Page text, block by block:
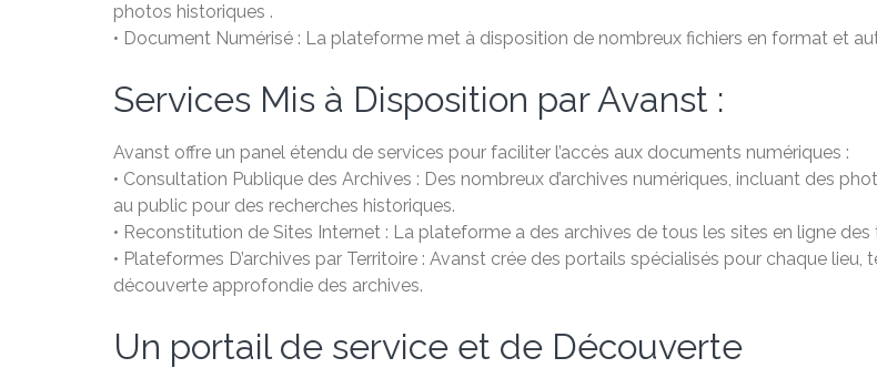
photos historiques .
• Document Numérisé : La plateforme met à disposition de nombreux fichiers en format et
Services Mis à Disposition par Avanst :
Avanst offre un panel étendu de services pour faciliter l’accès aux documents numériques :
• Consultation Publique des Archives : Des nombreux d’archives numériques, incluant des
au public pour des recherches historiques.
• Reconstitution de Sites Internet : La plateforme a des archives de tous les sites en ligne
• Plateformes D’archives par Territoire : Avanst crée des portails spécialisés pour chaque
découverte approfondie des archives.
Un portail de service et de Découverte